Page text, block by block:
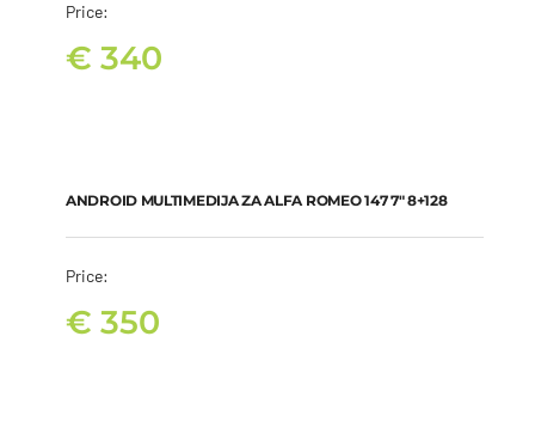
Price:
€ 340
ANDROID MULTIMEDIJA ZA ALFA ROMEO 147 7″ 8+128
Price:
€ 350